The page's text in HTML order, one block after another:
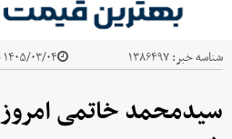
شناسه خبر:۱۳۸۶۴۹۷ ۱۴۰۵/۰۳/۰۴ - ۱۴:۳۲